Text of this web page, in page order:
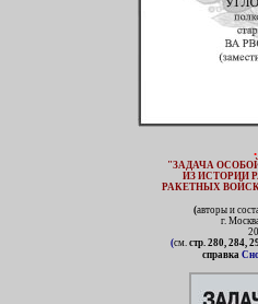
•
"ЗАДАЧА
ИЗ ИСТОРИИ
РАКЕТНЫХ
(авторы и
г.
(см. стр. 280, 284,
справка